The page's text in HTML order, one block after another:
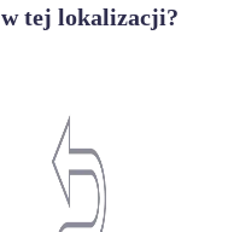
w tej lokalizacji?